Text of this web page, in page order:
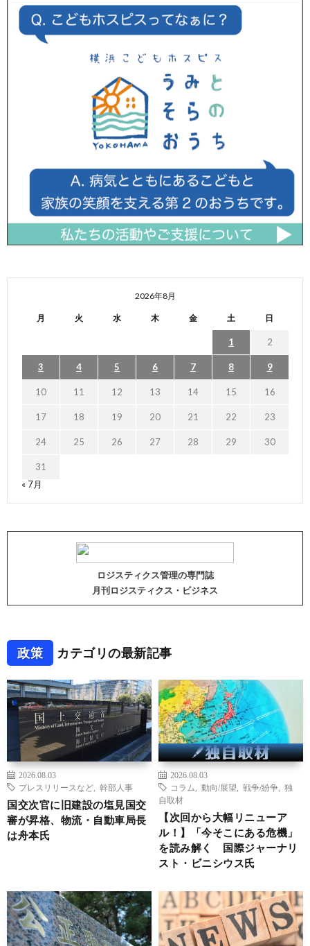
2026年8月
月 火 水 木 金 土 日
1 2
3 4 5 6 7 8 9
10 11 12 13 14 15 16
17 18 19 20 21 22 23
24 25 26 27 28 29 30
31
« 7月
ロジスティクス管理の専門誌
月刊ロジスティクス・ビジネス
政策 カテゴリの最新記事
2026.08.03
プレスリリースなど
幹部人事
国交次官に旧建設の塩見国交
審が昇格、物流・自動車局長
は舟本氏
2026.08.03
コラム
動向/展望 戦争/紛争
独
自取材
【次回から大幅リニューア
ル！】「今そこにある危機」
を読み解く 国際ジャーナリ
スト・ビニシウス氏